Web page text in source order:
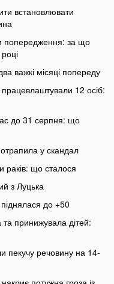
встановлювати
попередження: за що
важкі місяці попереду
12 осіб:
до 31 серпня: що
у скандал
раків: що сталося
з Луцька
до +50
принижувала дітей:
пекучу речовину на 14-